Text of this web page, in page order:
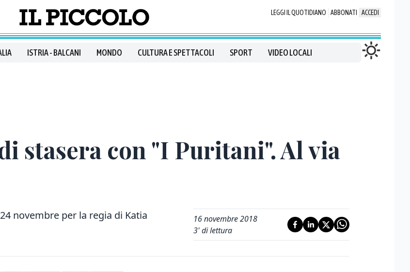
LEGGI IL QUOTIDIANO ABBONATI ACCEDI
ISTRIA - BALCANI MONDO CULTURA E SPETTACOLI SPORT VIDEO LOCALI
stasera con "I Puritani". Al via
novembre per la regia di Katia
16 novembre 2018
3' di lettura